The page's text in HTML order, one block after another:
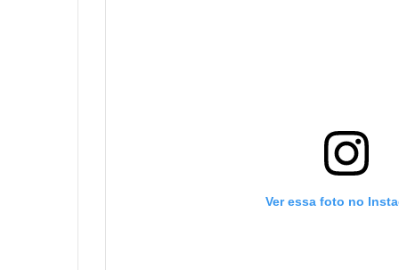
Ver essa foto no